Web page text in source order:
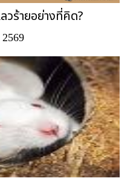
วร้ายอย่างที่คิด?